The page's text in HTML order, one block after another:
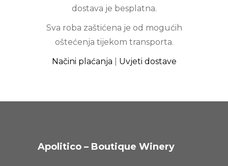
dostava je besplatna.
Sva roba zaštićena je od mogućih
oštećenja tijekom transporta.
Načini plaćanja
Uvjeti dostave
Apolitico – Boutique Winery